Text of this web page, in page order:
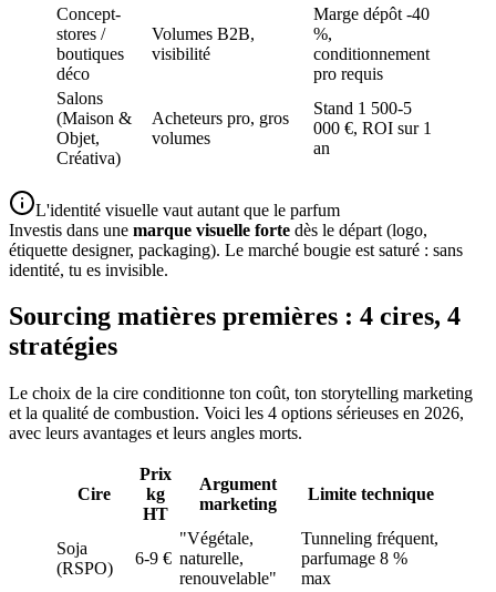
Concept-
stores /
boutiques
déco
Volumes B2B,
visibilité
Marge dépôt -40
%,
conditionnement
pro requis
Salons
(Maison &
Objet,
Créativa)
Acheteurs pro, gros
volumes
Stand 1 500-5
000 €, ROI sur 1
an
L'identité visuelle vaut autant que le parfum
Investis dans une marque visuelle forte dès le départ (logo,
étiquette designer, packaging). Le marché bougie est saturé : sans
identité, tu es invisible.
Sourcing matières premières : 4 cires, 4
stratégies
Le choix de la cire conditionne ton coût, ton storytelling marketing
et la qualité de combustion. Voici les 4 options sérieuses en 2026,
avec leurs avantages et leurs angles morts.
Cire
Prix
kg
HT
Argument
marketing
Limite technique
Soja
(RSPO)
6-9 €
"Végétale,
naturelle,
renouvelable"
Tunneling fréquent,
parfumage 8 %
max